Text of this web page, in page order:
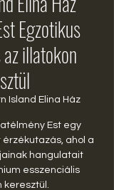
Egzotikus
illatokon
Island Elina Ház
Est egy
ahol a
hangulatait
esszenciális
keresztül.